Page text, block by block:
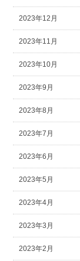
2023年12月
2023年11月
2023年10月
2023年9月
2023年8月
2023年7月
2023年6月
2023年5月
2023年4月
2023年3月
2023年2月